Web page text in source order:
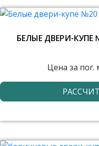
БЕЛЫЕ ДВЕРИ-
Цена за пог.